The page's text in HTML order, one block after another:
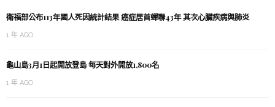
衛福部公布113年國人死因統計結果 癌症居首蟬聯43年 其次心臟疾病與肺炎
1 年 AGO
龜山島3月1日起開放登島 每天對外開放1,800名
1 年 AGO